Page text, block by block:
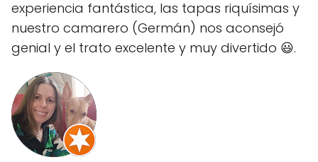
experiencia fantástica, las tapas riquísimas y
nuestro camarero (Germán) nos aconsejó
genial y el trato excelente y muy divertido 😃.